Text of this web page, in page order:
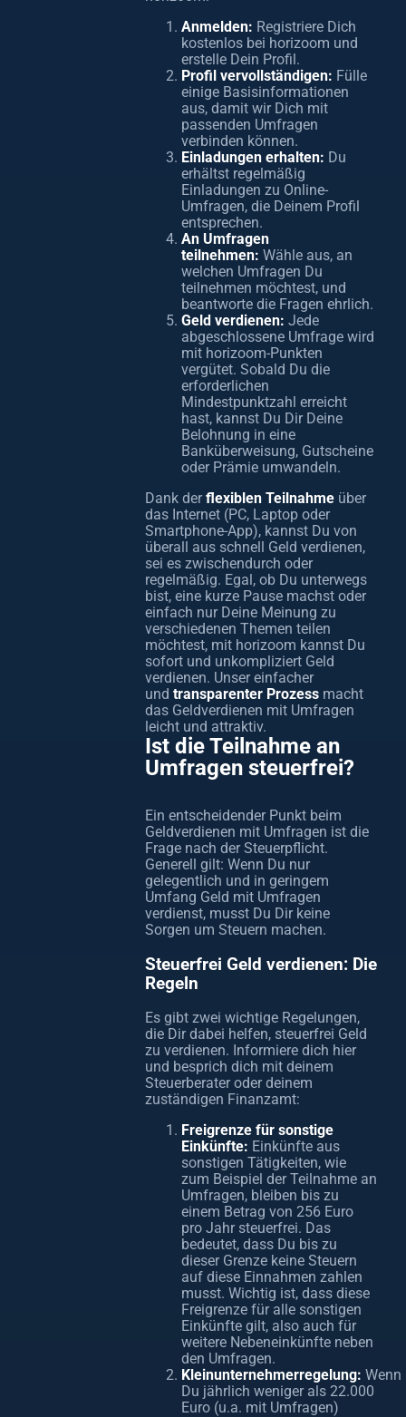
Anmelden: Registriere Dich
kostenlos bei horizoom und
erstelle Dein Profil.
Profil vervollständigen: Fülle
einige Basisinformationen
aus, damit wir Dich mit
passenden Umfragen
verbinden können.
Einladungen erhalten: Du
erhältst regelmäßig
Einladungen zu Online-
Umfragen, die Deinem Profil
entsprechen.
An Umfragen
teilnehmen: Wähle aus, an
welchen Umfragen Du
teilnehmen möchtest, und
beantworte die Fragen ehrlich.
Geld verdienen: Jede
abgeschlossene Umfrage wird
mit horizoom-Punkten
vergütet. Sobald Du die
erforderlichen
Mindestpunktzahl erreicht
hast, kannst Du Dir Deine
Belohnung in eine
Banküberweisung, Gutscheine
oder Prämie umwandeln.
Dank derflexiblen Teilnahme über
das Internet (PC, Laptop oder
Smartphone-App), kannst Du von
überall aus schnell Geld verdienen,
sei es zwischendurch oder
regelmäßig. Egal, ob Du unterwegs
bist, eine kurze Pause machst oder
einfach nur Deine Meinung zu
verschiedenen Themen teilen
möchtest, mit horizoom kannst Du
sofort und unkompliziert Geld
verdienen. Unser einfacher
und transparenter Prozess macht
das Geldverdienen mit Umfragen
leicht und attraktiv.
Ist die Teilnahme an
Umfragen steuerfrei?
Ein entscheidender Punkt beim
Geldverdienen mit Umfragen ist die
Frage nach der Steuerpflicht.
Generell gilt: Wenn Du nur
gelegentlich und in geringem
Umfang Geld mit Umfragen
verdienst, musst Du Dir keine
Sorgen um Steuern machen.
Steuerfrei Geld verdienen: Die
Regeln
Es gibt zwei wichtige Regelungen,
die Dir dabei helfen, steuerfrei Geld
zu verdienen. Informiere dich hier
und besprich dich mit deinem
Steuerberater oder deinem
zuständigen Finanzamt:
Freigrenze für sonstige
Einkünfte: Einkünfte aus
sonstigen Tätigkeiten, wie
zum Beispiel der Teilnahme an
Umfragen, bleiben bis zu
einem Betrag von 256 Euro
pro Jahr steuerfrei. Das
bedeutet, dass Du bis zu
dieser Grenze keine Steuern
auf diese Einnahmen zahlen
musst. Wichtig ist, dass diese
Freigrenze für alle sonstigen
Einkünfte gilt, also auch für
weitere Nebeneinkünfte neben
den Umfragen.
Kleinunternehmerregelung: Wenn
Du jährlich weniger als 22.000
Euro (u.a. mit Umfragen)